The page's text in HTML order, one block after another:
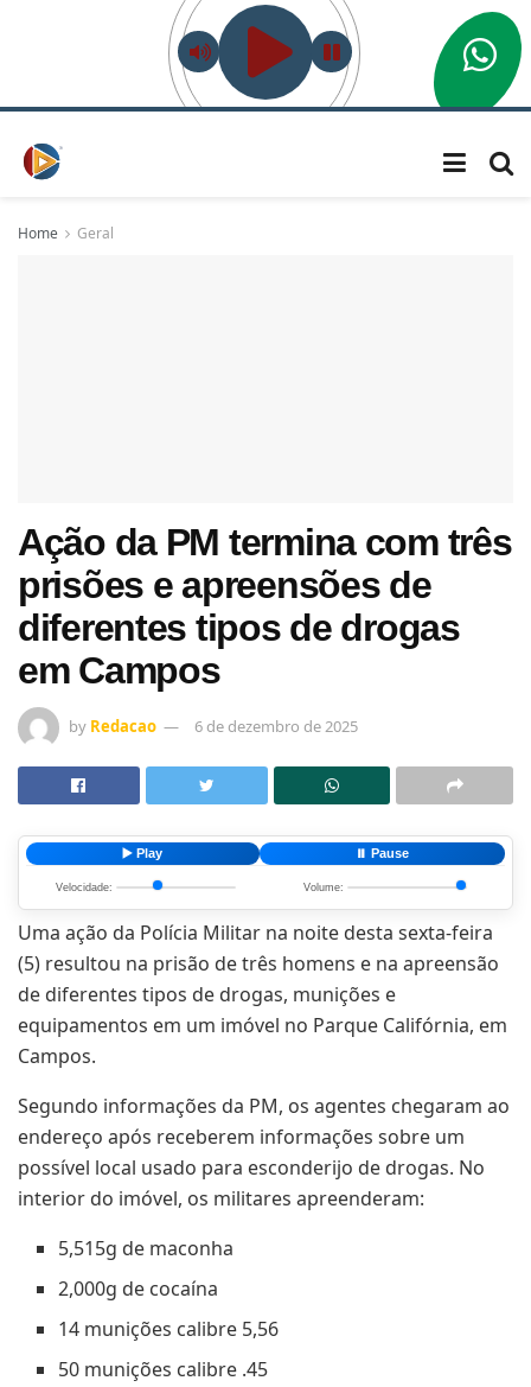
Home Geral
Ação da PM termina com três
prisões e apreensões de
diferentes tipos de drogas
em Campos
by Redacao 6 de dezembro de 2025
▶️ Play ⏸️ Pause
Velocidade: Volume:
Uma ação da Polícia Militar na noite desta sexta-feira
(5) resultou na prisão de três homens e na apreensão
de diferentes tipos de drogas, munições e
equipamentos em um imóvel no Parque Califórnia, em
Campos.
Segundo informações da PM, os agentes chegaram ao
endereço após receberem informações sobre um
possível local usado para esconderijo de drogas. No
interior do imóvel, os militares apreenderam:
5,515g de maconha
2,000g de cocaína
14 munições calibre 5,56
50 munições calibre .45